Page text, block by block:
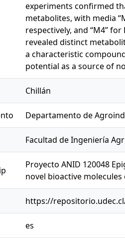
experiments confirmed
metabolites, with media
respectively, and “M4”
revealed distinct
a characteristic
potential as a source of
Chillán
Departamento de
Facultad de Ingeniería
Proyecto ANID 120048
novel bioactive
https://
es